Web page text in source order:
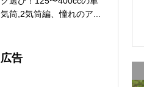
気筒,2気筒編、憧れのア...
広告